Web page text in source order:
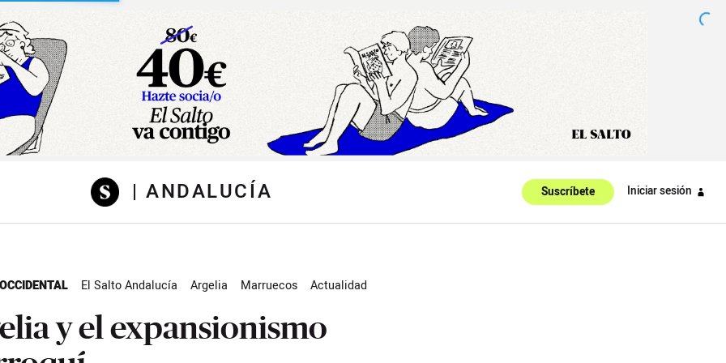
| ANDALUCÍA Suscríbete Iniciar sesión
El Salto Andalucía Argelia Marruecos Actualidad
y el expansionismo